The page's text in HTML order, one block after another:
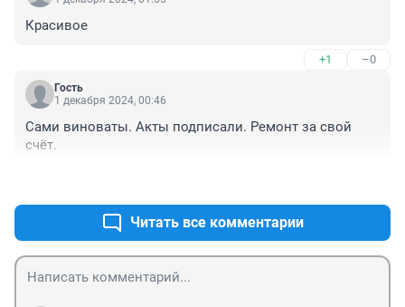
Красивое
+1 –0
Гость
1 декабря 2024, 00:46
Сами виноваты. Акты подписали. Ремонт за свой
счёт.
Читать все комментарии